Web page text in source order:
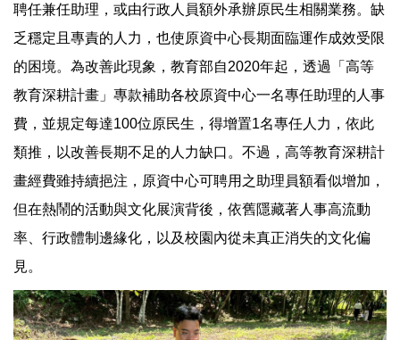
聘任兼任助理，或由行政人員額外承辦原民生相關業務。缺
乏穩定且專責的人力，也使原資中心長期面臨運作成效受限
的困境。為改善此現象，教育部自2020年起，透過「高等
教育深耕計畫」專款補助各校原資中心一名專任助理的人事
費，並規定每達100位原民生，得增置1名專任人力，依此
類推，以改善長期不足的人力缺口。不過，高等教育深耕計
畫經費雖持續挹注，原資中心可聘用之助理員額看似增加，
但在熱鬧的活動與文化展演背後，依舊隱藏著人事高流動
率、行政體制邊緣化，以及校園內從未真正消失的文化偏
見。